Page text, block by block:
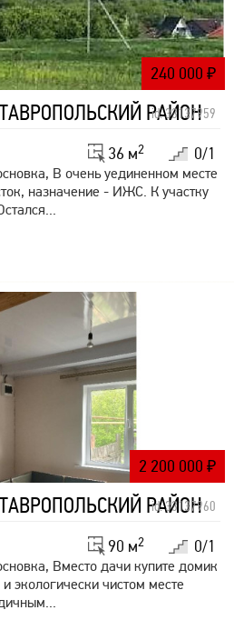
240 000 ₽
РАЙОН
id: 33137959
0/1
36 м2
В очень уединенном месте
назначение - ИЖС. К участку
2 200 000 ₽
РАЙОН
id: 33137960
0/1
90 м2
Вместо дачи купите домик
экологически чистом месте